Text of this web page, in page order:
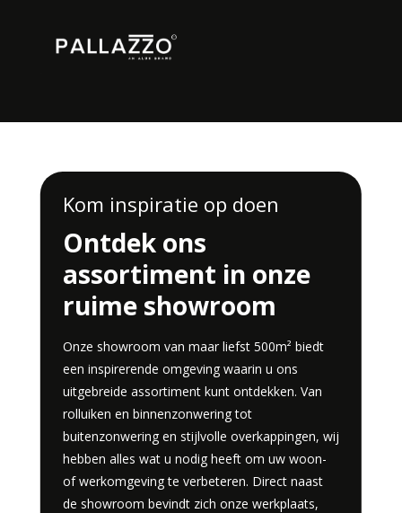
Kom inspiratie op doen
Ontdek ons
assortiment in onze
ruime showroom
Onze showroom van maar liefst 500m² biedt
een inspirerende omgeving waarin u ons
uitgebreide assortiment kunt ontdekken. Van
rolluiken en binnenzonwering tot
buitenzonwering en stijlvolle overkappingen, wij
hebben alles wat u nodig heeft om uw woon-
of werkomgeving te verbeteren. Direct naast
de showroom bevindt zich onze werkplaats,